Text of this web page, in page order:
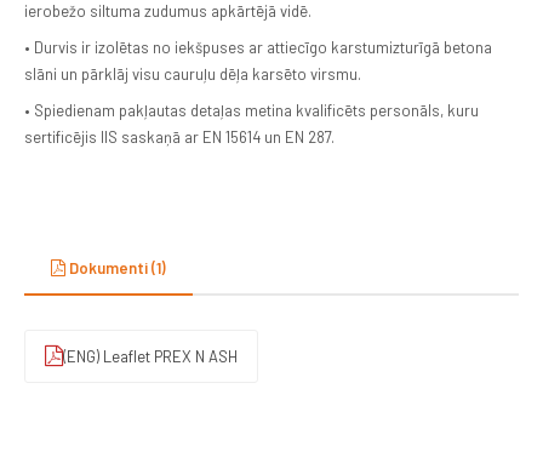
ierobežo siltuma zudumus apkārtējā vidē.
• Durvis ir izolētas no iekšpuses ar attiecīgo karstumizturīgā betona
slāni un pārklāj visu cauruļu dēļa karsēto virsmu.
• Spiedienam pakļautas detaļas metina kvalificēts personāls, kuru
sertificējis IIS saskaņā ar EN 15614 un EN 287.
Dokumenti (1)
(ENG) Leaflet PREX N ASH